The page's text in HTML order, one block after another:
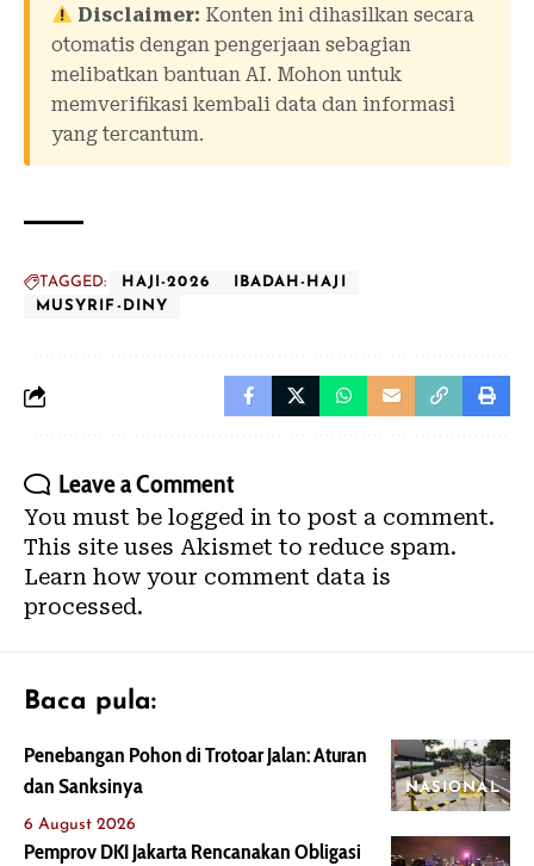
Disclaimer: Konten ini dihasilkan secara
otomatis dengan pengerjaan sebagian
melibatkan bantuan AI. Mohon untuk
memverifikasi kembali data dan informasi
yang tercantum.
TAGGED: HAJI-2026
IBADAH-HAJI
MUSYRIF-DINY
Leave a Comment
You must be logged in to post a comment.
This site uses Akismet to reduce spam.
Learn how your comment data is
processed.
Baca pula:
NASIONAL
Penebangan Pohon di Trotoar Jalan: Aturan
dan Sanksinya
6 August 2026
Pemprov DKI Jakarta Rencanakan Obligasi